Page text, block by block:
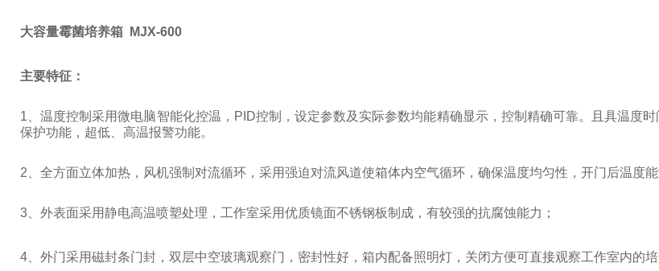
大容量霉菌培养箱 MJX-600
主要特征：
1 、温度控制采用微电脑智能化控温， PID控制，设定参数及实际参数均能精确显示，控制精确可靠。且具温度
保护功能，超低、高温报警功能。
2 、全方面立体加热，风机强制对流循环，采用强迫对流风道使箱体内空气循环，确保温度均匀性，开门后温度能
3 、外表面采用静电高温喷塑处理，工作室采用优质镜面不锈钢板制成，有较强的抗腐蚀能力；
4 、外门采用磁封条门封，双层中空玻璃观察门，密封性好，箱内配备照明灯，关闭方便可直接观察工作室内的培